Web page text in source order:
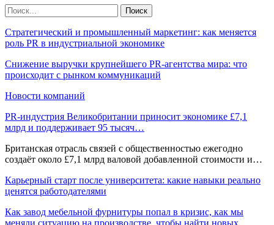
Стратегический и промышленный маркетинг: как меняется
роль PR в индустриальной экономике
Снижение выручки крупнейшего PR-агентства мира: что
происходит с рынком коммуникаций
Новости компаний
PR-индустрия Великобритании приносит экономике £7,1
млрд и поддерживает 95 тысяч…
Британская отрасль связей с общественностью ежегодно
создаёт около £7,1 млрд валовой добавленной стоимости и…
Карьерный старт после университета: какие навыки реально
ценятся работодателями
Как завод мебельной фурнитуры попал в кризис, как мы
меняли ситуацию на производстве, чтобы найти новых